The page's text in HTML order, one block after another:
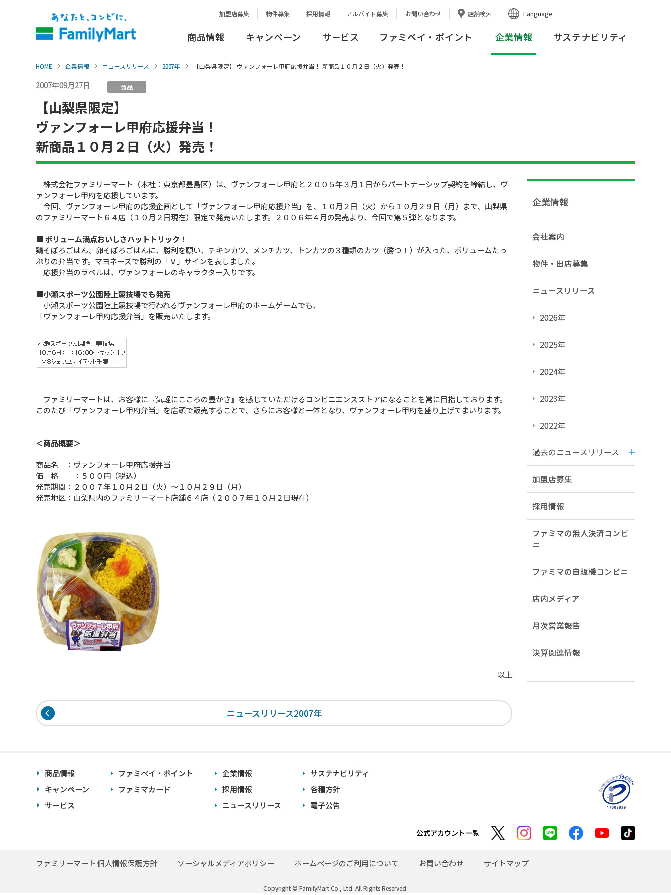
加盟店募集 物件募集 採用情報 アルバイト募集 お問い合わせ 店舗検索 Language
商品情報 キャンペーン サービス ファミペイ・ポイント 企業情報 サステナビリティ
HOME 企業情報 ニュースリリース 2007年 【山梨県限定】 ヴァンフォーレ甲府応援弁当！ 新商品１０月２日（火）発売！
2007年09月27日 商品
【山梨県限定】
ヴァンフォーレ甲府応援弁当！
新商品１０月２日（火）発売！
株式会社ファミリーマート（本社：東京都豊島区）は、ヴァンフォーレ甲府と２００５年３月１日からパートナーシップ契約を締結し、ヴ
ァンフォーレ甲府を応援しています。
今回、ヴァンフォーレ甲府の応援企画として「ヴァンフォーレ甲府応援弁当」を、１０月２日（火）から１０月２９日（月）まで、山梨県
のファミリーマート６４店（１０月２日現在）限定で発売いたします。２００６年４月の発売より、今回で第５弾となります。
■ ボリューム満点おいしさハットトリック！
鶏そぼろごはん、卵そぼろごはんに、勝利を願い、チキンカツ、メンチカツ、トンカツの３種類のカツ（勝つ！）が入った、ボリュームたっ
ぷりの弁当です。マヨネーズで勝利の「Ｖ」サインを表しました。
応援弁当のラベルは、ヴァンフォーレのキャラクター入りです。
■小瀬スポーツ公園陸上競技場でも発売
小瀬スポーツ公園陸上競技場で行われるヴァンフォーレ甲府のホームゲームでも、
「ヴァンフォーレ甲府応援弁当」を販売いたします。
ファミリーマートは、お客様に『気軽にこころの豊かさ』を感じていただけるコンビニエンスストアになることを常に目指しております。
このたび「ヴァンフォーレ甲府弁当」を店頭で販売することで、さらにお客様と一体となり、ヴァンフォーレ甲府を盛り上げてまいります。
＜商品概要＞
商品名 ：ヴァンフォーレ甲府応援弁当
価 格 ：５００円（税込）
発売期間：２００７年１０月２日（火）〜１０月２９日（月）
発売地区：山梨県内のファミリーマート店舗６４店（２００７年１０月２日現在）
以上
ニュースリリース2007年
企業情報
会社案内
物件・出店募集
ニュースリリース
2026年
2025年
2024年
2023年
2022年
過去のニュースリリース
加盟店募集
採用情報
ファミマの無人決済コンビ
ニ
ファミマの自販機コンビニ
店内メディア
月次営業報告
決算関連情報
商品情報
キャンペーン
サービス
ファミペイ・ポイント
ファミマカード
企業情報
採用情報
ニュースリリース
サステナビリティ
各種方針
電子公告
公式アカウント一覧
ファミリーマート 個人情報保護方針 ソーシャルメディアポリシー ホームページのご利用について お問い合わせ サイトマップ
Copyright © FamilyMart Co., Ltd. All Rights Reserved.